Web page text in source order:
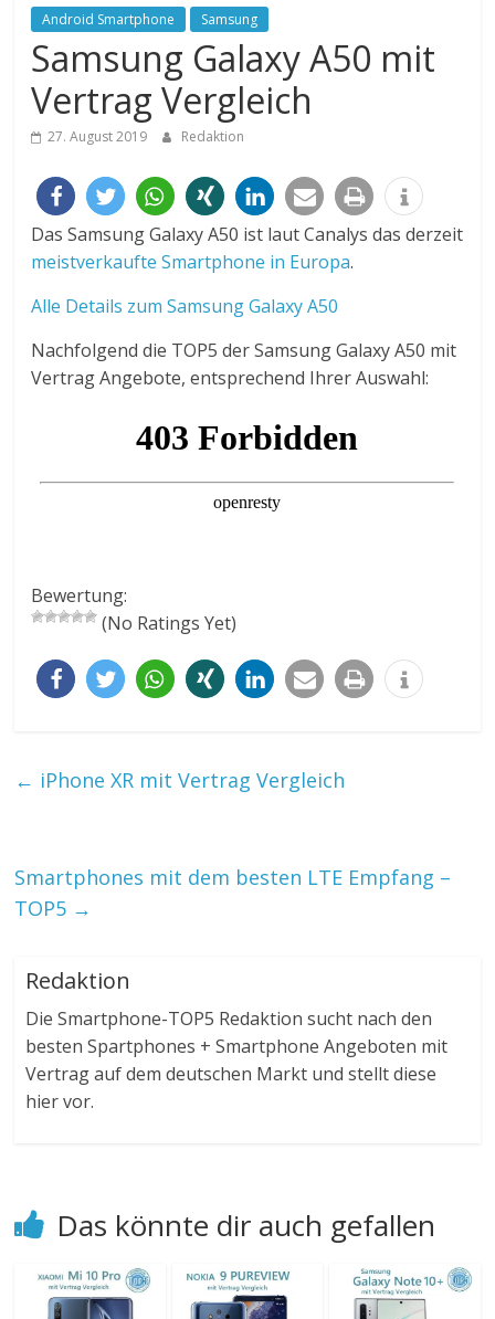
Android Smartphone Samsung
Samsung Galaxy A50 mit
Vertrag Vergleich
27. August 2019 Redaktion
Das Samsung Galaxy A50 ist laut Canalys das derzeit
meistverkaufte Smartphone in Europa.
Alle Details zum Samsung Galaxy A50
Nachfolgend die TOP5 der Samsung Galaxy A50 mit
Vertrag Angebote, entsprechend Ihrer Auswahl:
Bewertung:
(No Ratings Yet)
← iPhone XR mit Vertrag Vergleich
Smartphones mit dem besten LTE Empfang –
TOP5 →
Redaktion
Die Smartphone-TOP5 Redaktion sucht nach den
besten Spartphones + Smartphone Angeboten mit
Vertrag auf dem deutschen Markt und stellt diese
hier vor.
Das könnte dir auch gefallen